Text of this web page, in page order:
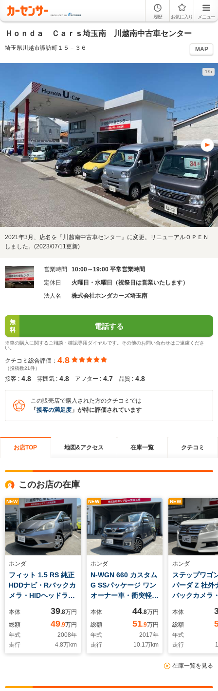
履歴 お気に入り メニュー
Ｈｏｎｄａ Ｃａｒｓ埼玉南 川越南中古車センター
埼玉県川越市諏訪町１５－３６ MAP
1/5
2021年3月、店名を『川越南中古車センター』に変更。リニューアルＯＰＥＮ
しました。(2023/07/11更新)
営業時間
10:00～19:00 平常営業時間
定休日
火曜日・水曜日（祝祭日は営業いたします）
法人名
株式会社ホンダカーズ埼玉南
無
料
電話する
※車の購入に関するご相談・確認専用ダイヤルです。その他のお問い合わせはご遠慮くださ
い。
クチコミ総合評価： 4.8
（投稿数21件）
接客 : 4.8 雰囲気 : 4.8 アフター : 4.7 品質 : 4.8
この販売店で購入された方のクチコミでは
「 接客の満足度 」が特に評価されています
お店TOP 地図&アクセス 在庫一覧 クチコミ
このお店の在庫
NEW
ホンダ
フィット 1.5 RS 純正
HDDナビ・Rバックカ
メラ・HIDヘッドライ
ト・ステアリングリモ
コン・キーレスエント
リーキー
本体 39.8万円
総額
49.9万円
年式
2008年
走行
4.8万km
NEW
ホンダ
N-WGN 660 カスタム
G SSパッケージ ワン
オーナー車・衝突軽減
ックカメラ・HIDヘッ
ドライト・フォグライ
ト・純正14インチア
ルミホイール・ETC・
クルーズコントロー
本体 44.8万円
総額
51.9万円
年式
2017年
走行
10.1万km
NEW
ホンダ
ステップワゴ
パーダ Z 社外
バックカメラ
ッドライト・
イト・純正16
アルミホイー
パワースライ
スマートキー
Bluetoothオ
本体
総額
年式
走行
在庫一覧を見る